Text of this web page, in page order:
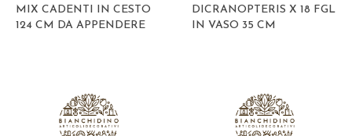
MIX CADENTI IN CESTO
124 CM DA APPENDERE
DICRANOPTERIS X 18 FGL
IN VASO 35 CM